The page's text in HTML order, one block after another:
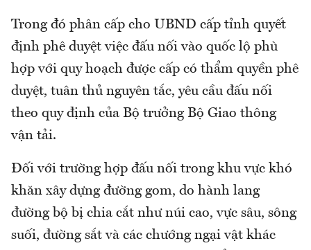
Trong đó phân cấp cho UBND cấp tỉnh quyết
định phê duyệt việc đấu nối vào quốc lộ phù
hợp với quy hoạch được cấp có thẩm quyền phê
duyệt, tuân thủ nguyên tắc, yêu cầu đấu nối
theo quy định của Bộ trưởng Bộ Giao thông
vận tải.
Đối với trường hợp đấu nối trong khu vực khó
khăn xây dựng đường gom, do hành lang
đường bộ bị chia cắt như núi cao, vực sâu, sông
suối, đường sắt và các chướng ngại vật khác